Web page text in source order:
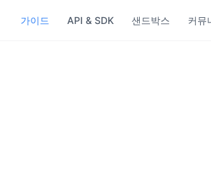
가이드 API & SDK 샌드박스 커뮤